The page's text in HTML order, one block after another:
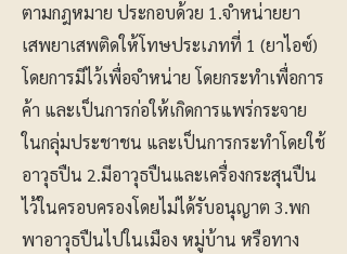
ตามกฎหมาย ประกอบด้วย 1.จำหน่ายยา
เสพยาเสพติดให้โทษประเภทที่ 1 (ยาไอซ์)
โดยการมีไว้เพื่อจำหน่าย โดยกระทำเพื่อการ
ค้า และเป็นการก่อให้เกิดการแพร่กระจาย
ในกลุ่มประชาชน และเป็นการกระทำโดยใช้
อาวุธปืน 2.มีอาวุธปืนและเครื่องกระสุนปืน
ไว้ในครอบครองโดยไม่ได้รับอนุญาต 3.พก
พาอาวุธปืนไปในเมือง หมู่บ้าน หรือทาง